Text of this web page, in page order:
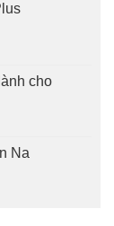
cho
Na